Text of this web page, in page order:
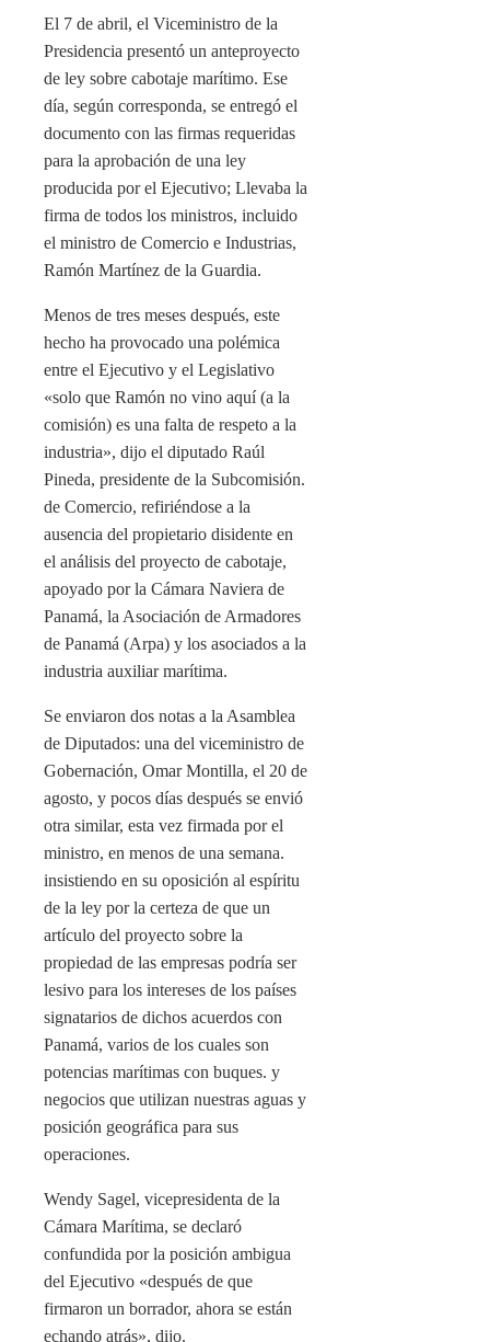
El 7 de abril, el Viceministro de la
Presidencia presentó un anteproyecto
de ley sobre cabotaje marítimo. Ese
día, según corresponda, se entregó el
documento con las firmas requeridas
para la aprobación de una ley
producida por el Ejecutivo; Llevaba la
firma de todos los ministros, incluido
el ministro de Comercio e Industrias,
Ramón Martínez de la Guardia.
Menos de tres meses después, este
hecho ha provocado una polémica
entre el Ejecutivo y el Legislativo
«solo que Ramón no vino aquí (a la
comisión) es una falta de respeto a la
industria», dijo el diputado Raúl
Pineda, presidente de la Subcomisión.
de Comercio, refiriéndose a la
ausencia del propietario disidente en
el análisis del proyecto de cabotaje,
apoyado por la Cámara Naviera de
Panamá, la Asociación de Armadores
de Panamá (Arpa) y los asociados a la
industria auxiliar marítima.
Se enviaron dos notas a la Asamblea
de Diputados: una del viceministro de
Gobernación, Omar Montilla, el 20 de
agosto, y pocos días después se envió
otra similar, esta vez firmada por el
ministro, en menos de una semana.
insistiendo en su oposición al espíritu
de la ley por la certeza de que un
artículo del proyecto sobre la
propiedad de las empresas podría ser
lesivo para los intereses de los países
signatarios de dichos acuerdos con
Panamá, varios de los cuales son
potencias marítimas con buques. y
negocios que utilizan nuestras aguas y
posición geográfica para sus
operaciones.
Wendy Sagel, vicepresidenta de la
Cámara Marítima, se declaró
confundida por la posición ambigua
del Ejecutivo «después de que
firmaron un borrador, ahora se están
echando atrás», dijo.